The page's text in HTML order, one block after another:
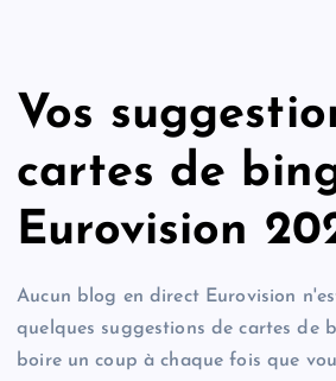
Vos
cartes de
Eurovision
Aucun blog en direct Eurovision
quelques suggestions de cartes de
boire un coup à chaque fois que